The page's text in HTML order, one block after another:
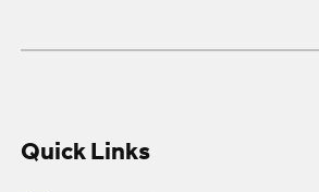
Quick Links